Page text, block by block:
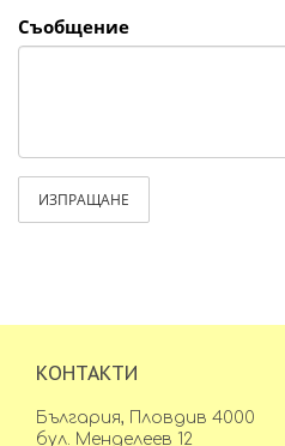
Съобщение
ИЗПРАЩАНЕ
КОНТАКТИ
България, Пловдив 4000
бул. Менделеев 12